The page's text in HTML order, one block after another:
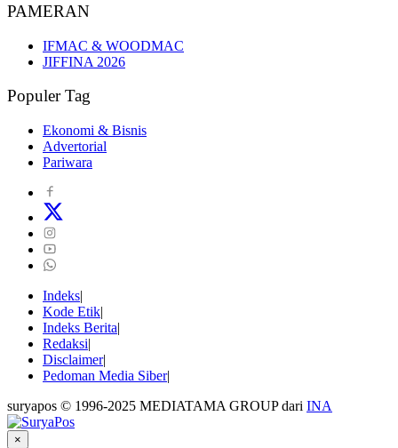
PAMERAN
IFMAC & WOODMAC
JIFFINA 2026
Populer Tag
Ekonomi & Bisnis
Advertorial
Pariwara
Indeks
Kode Etik
Indeks Berita
Redaksi
Disclaimer
Pedoman Media Siber
suryapos © 1996-2025 MEDIATAMA GROUP dari INA
×